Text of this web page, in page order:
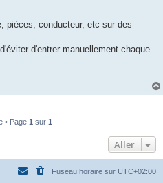
pièces, conducteur, etc sur des
d'entrer manuellement chaque
• Page 1 sur 1
Aller
Fuseau horaire sur UTC+02:00